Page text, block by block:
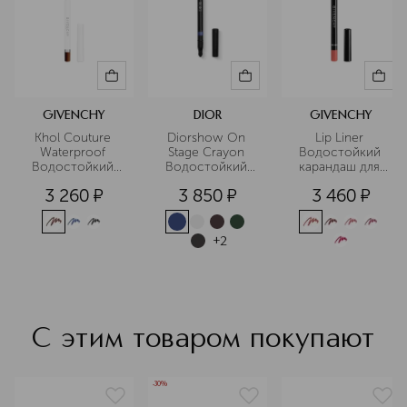
Подробнее
GIVENCHY
Khol Couture
Waterproof
Водостойкий
глаз
3 260 ¤
DIOR
Diorshow On
Stage Crayon
Водостойкий
для глаз
3 850 ¤
+2
GIVENCHY
Lip Liner
Водостойкий
карандаш для
точилкой
3 460 ¤
С этим товаром покупают
-30%